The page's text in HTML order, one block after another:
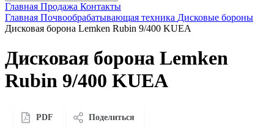
Главная Продажа Контакты
Главная Почвообрабатывающая техника Дисковые бороны
Дисковая борона Lemken Rubin 9/400 KUEA
Дисковая борона Lemken
Rubin 9/400 KUEA
PDF Поделиться